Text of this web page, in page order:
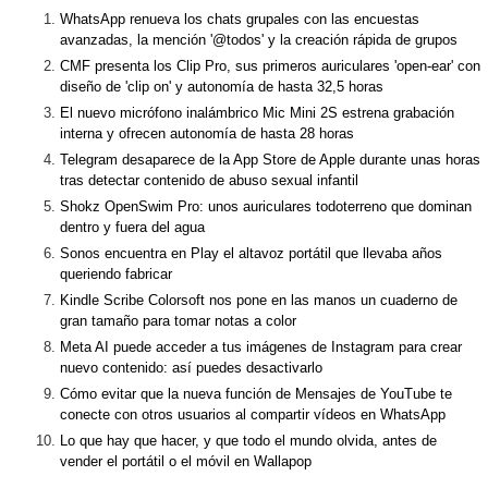
WhatsApp renueva los chats grupales con las encuestas
avanzadas, la mención '@todos' y la creación rápida de grupos
CMF presenta los Clip Pro, sus primeros auriculares 'open-ear' con
diseño de 'clip on' y autonomía de hasta 32,5 horas
El nuevo micrófono inalámbrico Mic Mini 2S estrena grabación
interna y ofrecen autonomía de hasta 28 horas
Telegram desaparece de la App Store de Apple durante unas horas
tras detectar contenido de abuso sexual infantil
Shokz OpenSwim Pro: unos auriculares todoterreno que dominan
dentro y fuera del agua
Sonos encuentra en Play el altavoz portátil que llevaba años
queriendo fabricar
Kindle Scribe Colorsoft nos pone en las manos un cuaderno de
gran tamaño para tomar notas a color
Meta AI puede acceder a tus imágenes de Instagram para crear
nuevo contenido: así puedes desactivarlo
Cómo evitar que la nueva función de Mensajes de YouTube te
conecte con otros usuarios al compartir vídeos en WhatsApp
Lo que hay que hacer, y que todo el mundo olvida, antes de
vender el portátil o el móvil en Wallapop